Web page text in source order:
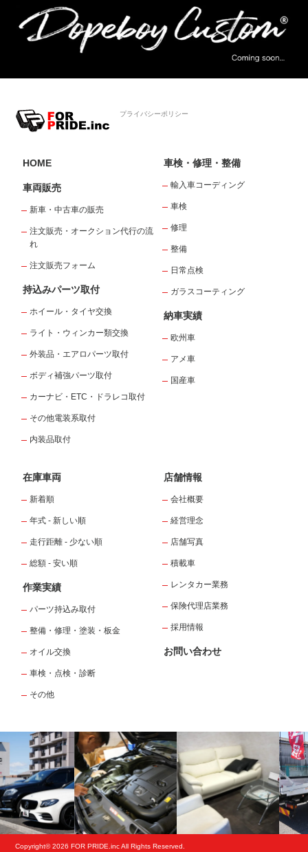
プライバシーポリシー
HOME
車両販売
新車・中古車の販売
注文販売・オークション代行の流
れ
注文販売フォーム
持込みパーツ取付
ホイール・タイヤ交換
ライト・ウィンカー類交換
外装品・エアロパーツ取付
ボディ補強パーツ取付
カーナビ・ETC・ドラレコ取付
その他電装系取付
内装品取付
車検・修理・整備
輸入車コーディング
車検
修理
整備
日常点検
ガラスコーティング
納車実績
欧州車
アメ車
国産車
在庫車両
新着順
年式 - 新しい順
走行距離 - 少ない順
総額 - 安い順
作業実績
パーツ持込み取付
整備・修理・塗装・板金
オイル交換
車検・点検・診断
その他
店舗情報
会社概要
経営理念
店舗写真
積載車
レンタカー業務
保険代理店業務
採用情報
お問い合わせ
Copyright© 2026 FOR PRIDE.inc All Rights Reserved.